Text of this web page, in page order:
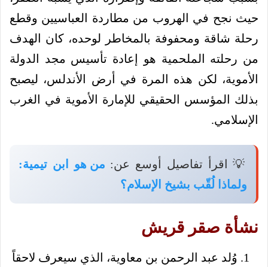
حيث نجح في الهروب من مطاردة العباسيين وقطع
رحلة شاقة ومحفوفة بالمخاطر لوحده، كان الهدف
من رحلته الملحمية هو إعادة تأسيس مجد الدولة
الأموية، لكن هذه المرة في أرض الأندلس، ليصبح
بذلك المؤسس الحقيقي للإمارة الأموية في الغرب
الإسلامي.
💡 اقرأ تفاصيل أوسع عن: من هو ابن تيمية:
ولماذا لُقّب بشيخ الإسلام؟
نشأة صقر قريش
وُلد عبد الرحمن بن معاوية، الذي سيعرف لاحقاً